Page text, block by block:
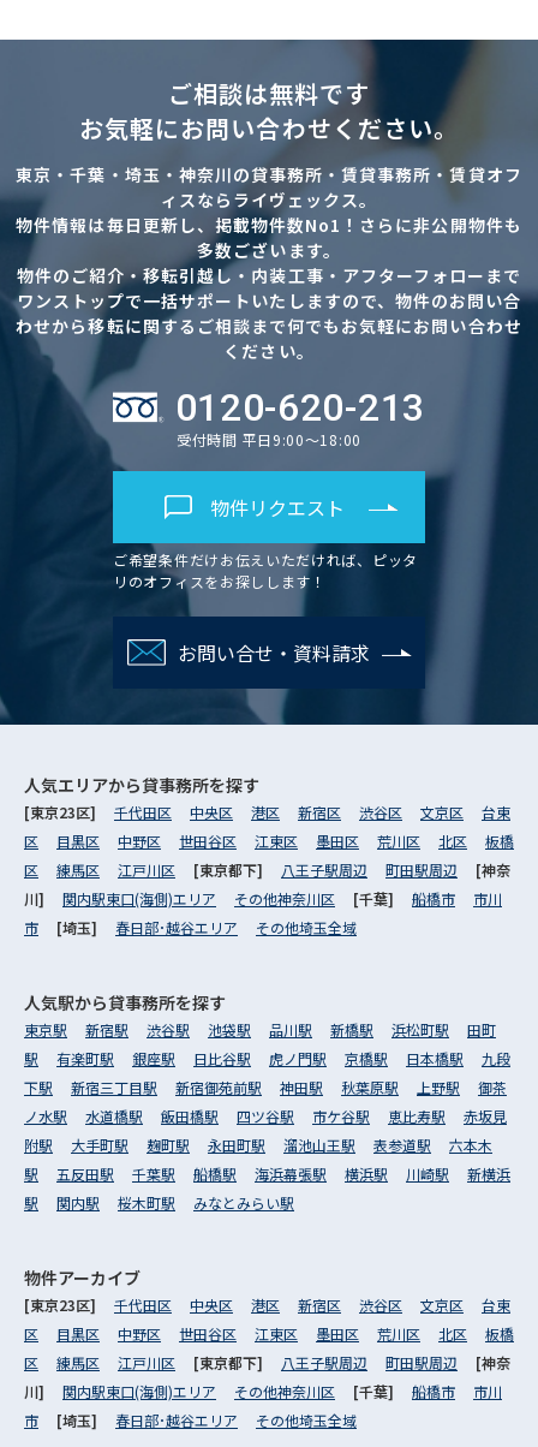
ご相談は無料です
お気軽にお問い合わせください。
東京・千葉・埼玉・神奈川の貸事務所・賃貸事務所・賃貸オフ
ィスならライヴェックス。
物件情報は毎日更新し、掲載物件数No1！さらに非公開物件も
多数ございます。
物件のご紹介・移転引越し・内装工事・アフターフォローまで
ワンストップで一括サポートいたしますので、物件のお問い合
わせから移転に関するご相談まで何でもお気軽にお問い合わせ
ください。
0120-620-213
受付時間 平日9:00～18:00
物件リクエスト
ご希望条件だけお伝えいただければ、ピッタ
リのオフィスをお探しします！
お問い合せ・資料請求
人気エリアから貸事務所を探す
[東京23区] 千代田区 中央区 港区 新宿区 渋谷区 文京区
台東
区
目黒区 中野区 世田谷区 江東区 墨田区 荒川区 北区
板橋
区
練馬区 江戸川区 [東京都下] 八王子駅周辺 町田駅周辺
[神奈
川] 関内駅東口(海側)エリア その他神奈川区 [千葉] 船橋市
市川
市
[埼玉] 春日部･越谷エリア その他埼玉全域
人気駅から貸事務所を探す
東京駅 新宿駅 渋谷駅 池袋駅 品川駅 新橋駅 浜松町駅
田町
駅
有楽町駅 銀座駅 日比谷駅 虎ノ門駅 京橋駅 日本橋駅
九段
下駅
新宿三丁目駅 新宿御苑前駅 神田駅 秋葉原駅 上野駅
御茶
ノ水駅
水道橋駅 飯田橋駅 四ツ谷駅 市ケ谷駅 恵比寿駅
赤坂見
附駅
大手町駅 麹町駅 永田町駅 溜池山王駅 表参道駅
六本木
駅
五反田駅 千葉駅 船橋駅 海浜幕張駅 横浜駅 川崎駅
新横浜
駅
関内駅 桜木町駅 みなとみらい駅
物件アーカイブ
[東京23区] 千代田区 中央区 港区 新宿区 渋谷区 文京区
台東
区
目黒区 中野区 世田谷区 江東区 墨田区 荒川区 北区
板橋
区
練馬区 江戸川区 [東京都下] 八王子駅周辺 町田駅周辺
[神奈
川] 関内駅東口(海側)エリア その他神奈川区 [千葉] 船橋市
市川
市
[埼玉] 春日部･越谷エリア その他埼玉全域